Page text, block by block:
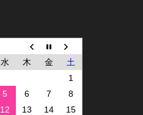
水 木 金
土
1
5 6 7
8
12 13 14
15